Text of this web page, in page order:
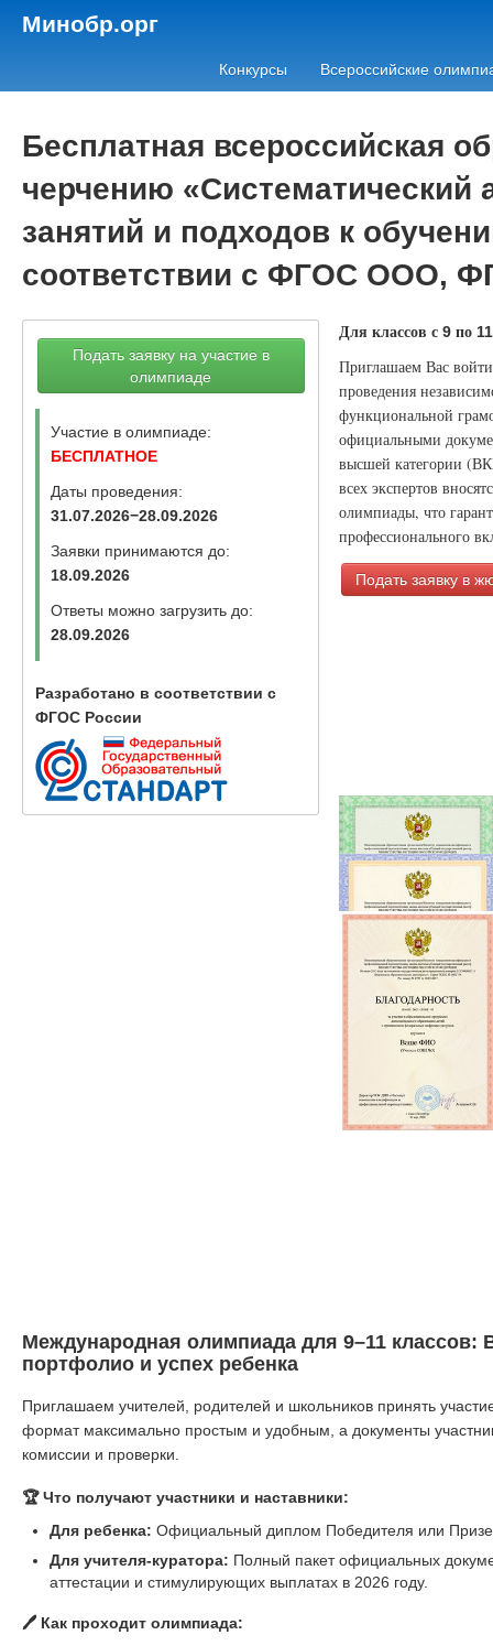
Минобр.орг
Конкурсы Всероссийские
Бесплатная всероссийская
черчению
занятий и подходов к
соответствии с ФГОС ООО,
Подать заявку на участие в
олимпиаде
Участие в олимпиаде:
БЕСПЛАТНОЕ
Даты проведения:
31.07.2026−28.09.2026
Заявки принимаются до:
18.09.2026
Ответы можно загрузить до:
28.09.2026
Разработано в соответствии с
ФГОС России
Для классов с 9по 11
Приглашаем Вас
проведения
функциональной
официальными
высшей категории
всех экспертов
олимпиады, что
профессионального
Подать заявку в
Международная олимпиада для 9–11 классов:
портфолио и успех ребенка
Приглашаем учителей, родителей и школьников принять
формат максимально простым и удобным, а документы
комиссии и проверки.
🏆 Что получают участники и наставники:
Для ребенка: Официальный диплом Победителя или
Для учителя-куратора: Полный пакет официальных
аттестации и стимулирующих выплатах в 2026 году.
🖊️ Как проходит олимпиада: